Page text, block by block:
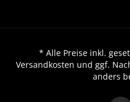
* Alle Preise inkl.
Versandkosten und ggf.
anders